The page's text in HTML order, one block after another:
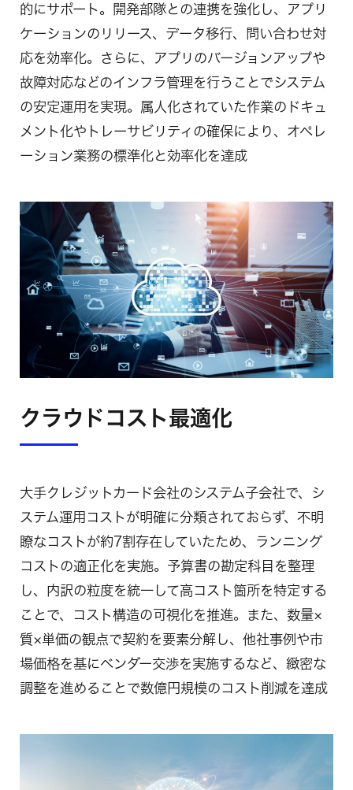
的にサポート。開発部隊との連携を強化し、アプリ
ケーションのリリース、データ移行、問い合わせ対
応を効率化。さらに、アプリのバージョンアップや
故障対応などのインフラ管理を行うことでシステム
の安定運用を実現。属人化されていた作業のドキュ
メント化やトレーサビリティの確保により、オペレ
ーション業務の標準化と効率化を達成
クラウドコスト最適化
大手クレジットカード会社のシステム子会社で、シ
ステム運用コストが明確に分類されておらず、不明
瞭なコストが約7割存在していたため、ランニング
コストの適正化を実施。予算書の勘定科目を整理
し、内訳の粒度を統一して高コスト箇所を特定する
ことで、コスト構造の可視化を推進。また、数量×
質×単価の観点で契約を要素分解し、他社事例や市
場価格を基にベンダー交渉を実施するなど、緻密な
調整を進めることで数億円規模のコスト削減を達成